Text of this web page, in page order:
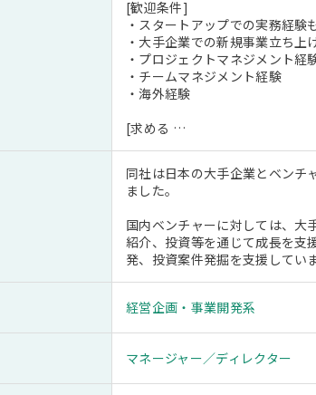
[歓迎条件]
・スタートアップでの実務経
・大手企業での新規事業立ち上
・プロジェクトマネジメント経
・チームマネジメント経験
・海外経験
[求める …
同社は日本の大手企業とベンチ
ました。
国内ベンチャーに対しては、大
紹介、投資等を通じて成長を支
発、投資案件発掘を支援していま
経営企画・事業開発系
マネージャー／ディレクター